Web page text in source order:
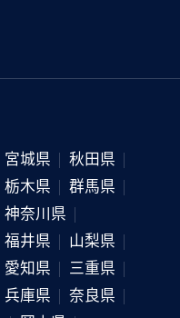
宮城県
秋田県
栃木県
群馬県
神奈川県
福井県
山梨県
愛知県
三重県
兵庫県
奈良県